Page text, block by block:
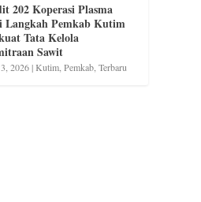
202 Koperasi Plasma
Langkah Pemkab Kutim
Tata Kelola
Sawit
2026|Kutim,Pemkab,Terbaru